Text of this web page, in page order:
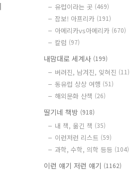
유럽이라는 곳 (469)
잠보! 아프리카 (191)
아메리카vs아메리카 (670)
칼럼 (97)
내맘대로 세계사 (199)
버려진, 남겨진, 잊혀진 (11)
동유럽 상상 여행 (51)
해외문화 산책 (26)
딸기네 책방 (918)
내 책, 옮긴 책 (35)
이런저런 리스트 (59)
과학, 수학, 의학 등등 (104)
이런 얘기 저런 얘기 (1162)